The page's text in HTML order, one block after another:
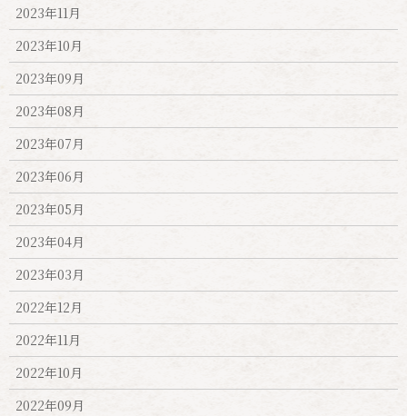
2023年11月
2023年10月
2023年09月
2023年08月
2023年07月
2023年06月
2023年05月
2023年04月
2023年03月
2022年12月
2022年11月
2022年10月
2022年09月